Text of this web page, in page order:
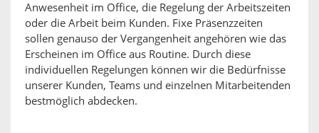
Anwesenheit im Office, die Regelung der Arbeitszeiten
oder die Arbeit beim Kunden. Fixe Präsenzzeiten
sollen genauso der Vergangenheit angehören wie das
Erscheinen im Office aus Routine. Durch diese
individuellen Regelungen können wir die Bedürfnisse
unserer Kunden, Teams und einzelnen Mitarbeitenden
bestmöglich abdecken.